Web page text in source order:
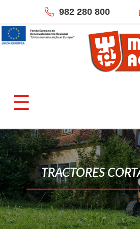
982 280 800
☰
QUIÉNES SOMOS
Empresa
Localización & Contacto
TIENDAS ONLINE
Miguel Agrícola
Inforecambios
TRACTORES